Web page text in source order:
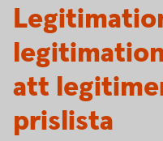
att
prislista